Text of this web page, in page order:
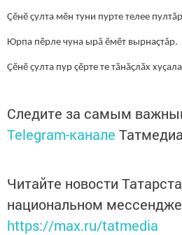
Ҫӗнӗ ҫулта мӗн туни пурте телее
Юрпа пӗрле чуна ырă ӗмӗт вырнаҫтăр.
Ҫӗнӗ ҫулта пур çӗрте те тӑнӑҫлӑх
Следите за самым
Telegram-канале Татмедиа
Читайте новости
национальном
https://max.ru/tatmedia